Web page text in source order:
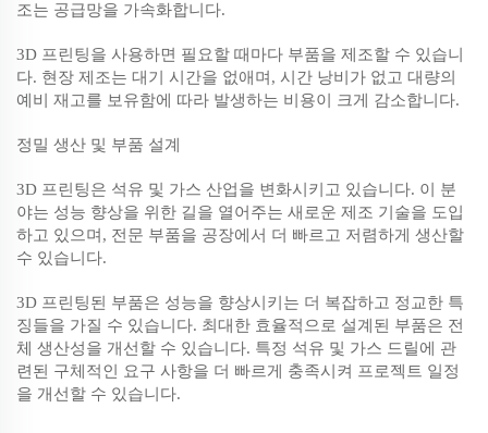
조는 공급망을 가속화합니다.
3D 프린팅을 사용하면 필요할 때마다 부품을 제조할 수 있습니
다. 현장 제조는 대기 시간을 없애며, 시간 낭비가 없고 대량의
예비 재고를 보유함에 따라 발생하는 비용이 크게 감소합니다.
정밀 생산 및 부품 설계
3D 프린팅은 석유 및 가스 산업을 변화시키고 있습니다. 이 분
야는 성능 향상을 위한 길을 열어주는 새로운 제조 기술을 도입
하고 있으며, 전문 부품을 공장에서 더 빠르고 저렴하게 생산할
수 있습니다.
3D 프린팅된 부품은 성능을 향상시키는 더 복잡하고 정교한 특
징들을 가질 수 있습니다. 최대한 효율적으로 설계된 부품은 전
체 생산성을 개선할 수 있습니다. 특정 석유 및 가스 드릴에 관
련된 구체적인 요구 사항을 더 빠르게 충족시켜 프로젝트 일정
을 개선할 수 있습니다.